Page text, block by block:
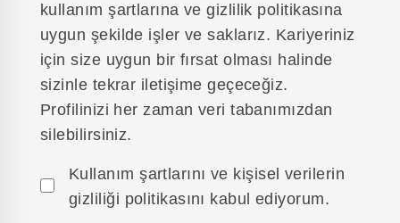
kullanım şartlarına ve gizlilik politikasına
uygun şekilde işler ve saklarız. Kariyeriniz
için size uygun bir fırsat olması halinde
sizinle tekrar iletişime geçeceğiz.
Profilinizi her zaman veri tabanımızdan
silebilirsiniz.
Kullanım şartlarını ve kişisel verilerin
gizliliği politikasını kabul ediyorum.